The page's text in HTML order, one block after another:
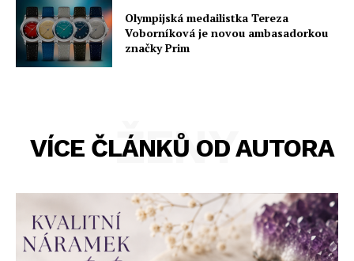
Olympijská medailistka Tereza
Voborníková je novou ambasadorkou
značky Prim
VÍCE ČLÁNKŮ OD AUTORA
ŽENY